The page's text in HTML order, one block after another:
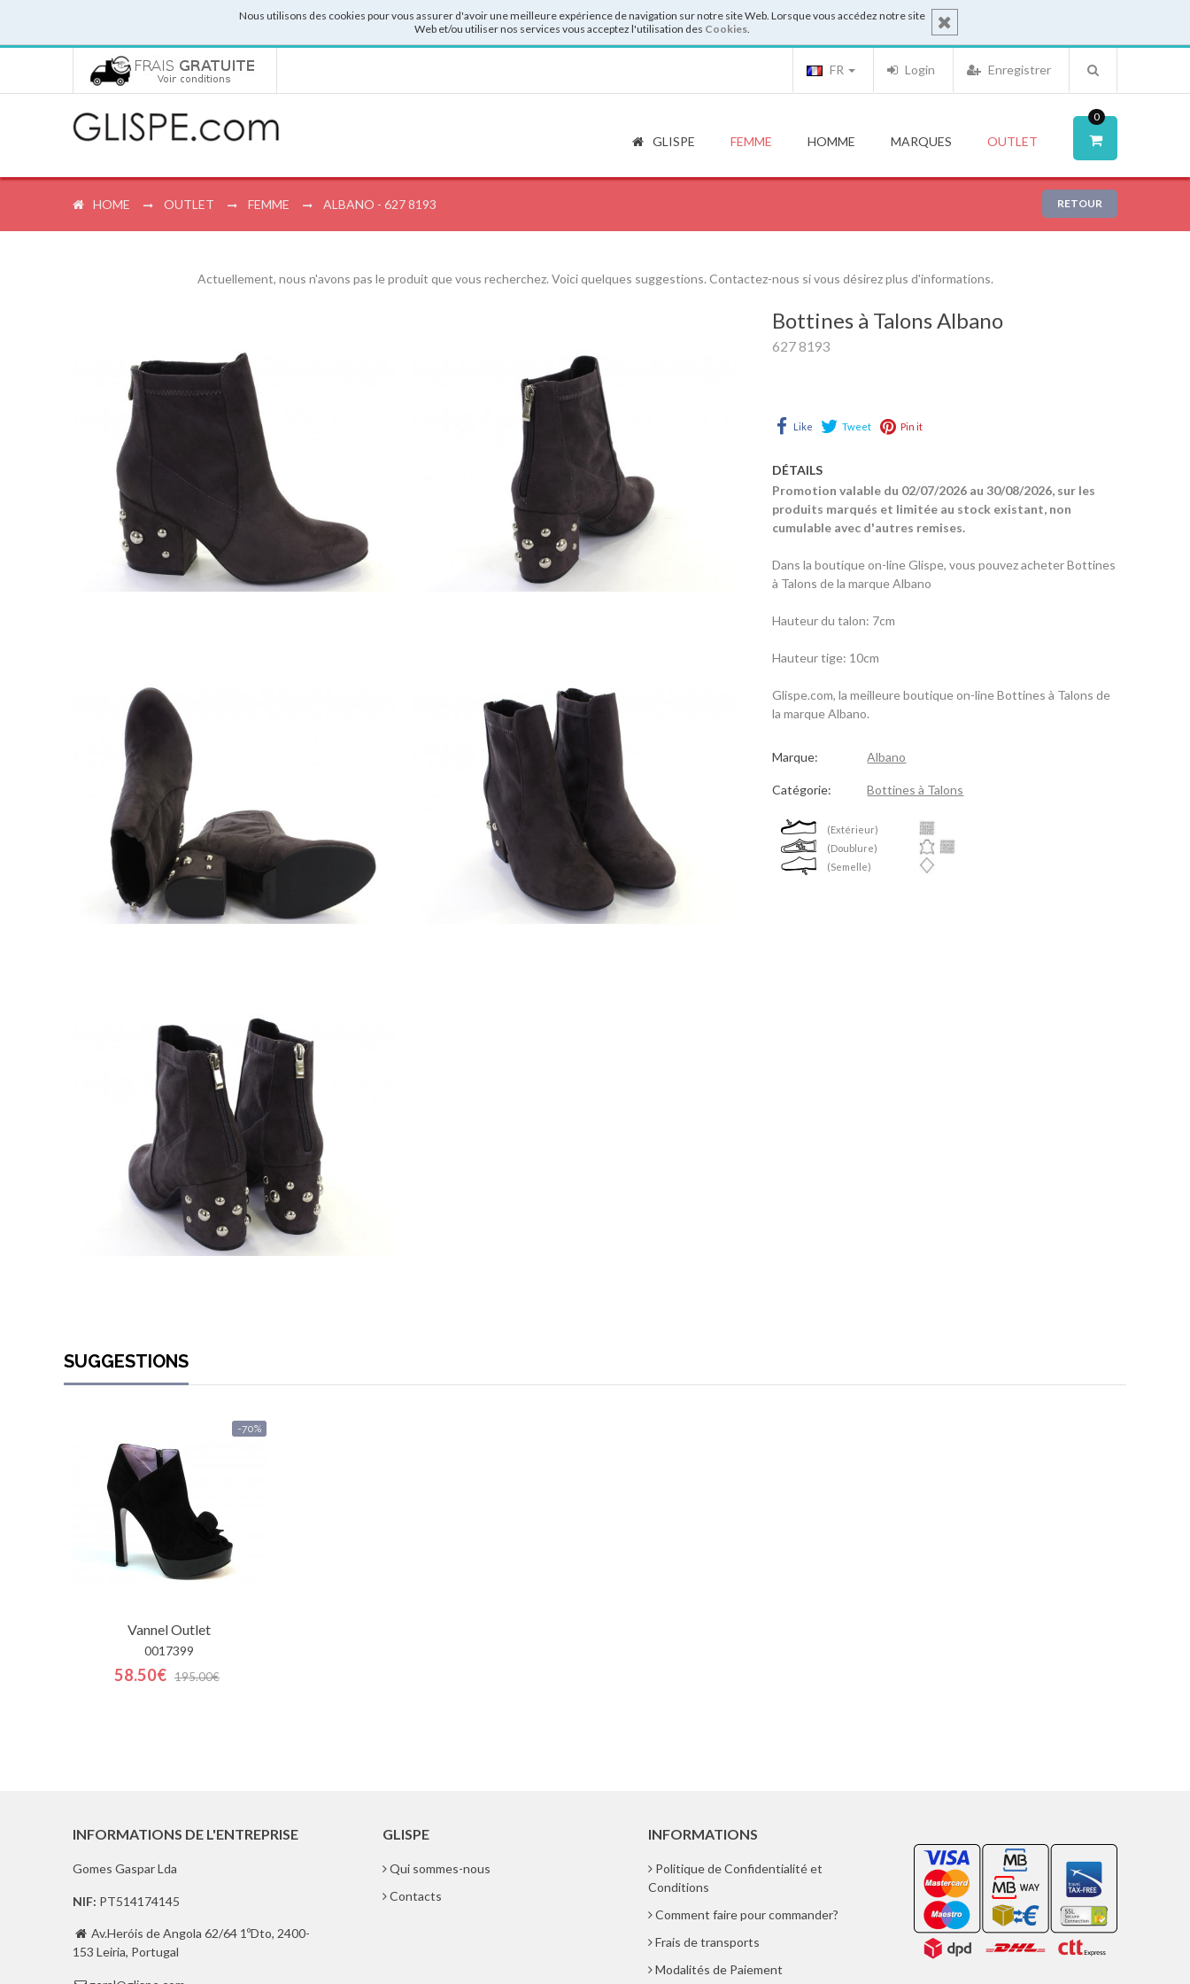
Nous utilisons des cookies pour vous assurer d'avoir une meilleure expérience de navigation sur notre site Web. Lorsque vous accédez notre site
Web et/ou utiliser nos services vous acceptez l'utilisation des Cookies.
Enregistrer
Login
FR
0
GLISPE FEMME HOMME MARQUES OUTLET
RETOUR
HOME OUTLET FEMME ALBANO - 627 8193
Actuellement, nous n'avons pas le produit que vous recherchez. Voici quelques suggestions. Contactez-nous si vous désirez plus d'informations.
Bottines à Talons Albano
627 8193
Like Tweet Pin it
DÉTAILS
Promotion valable du 02/07/2026 au 30/08/2026, sur les
produits marqués et limitée au stock existant, non
cumulable avec d'autres remises.
Dans la boutique on-line Glispe, vous pouvez acheter Bottines
à Talons de la marque Albano
Hauteur du talon: 7cm
Hauteur tige: 10cm
Glispe.com, la meilleure boutique on-line Bottines à Talons de
la marque Albano.
Marque: Albano
Catégorie: Bottines à Talons
(Extérieur)
(Doublure)
(Semelle)
SUGGESTIONS
-70%
VannelOutlet
0017399
58.50€ 195.00€
INFORMATIONS DE L'ENTREPRISE
Gomes Gaspar Lda
NIF: PT514174145
 Av.Heróis de Angola 62/64 1ºDto, 2400-
153 Leiria, Portugal
GLISPE
Qui sommes-nous
Contacts
INFORMATIONS
Politique de Confidentialité et
Conditions
Comment faire pour commander?
Frais de transports
Modalités de Paiement